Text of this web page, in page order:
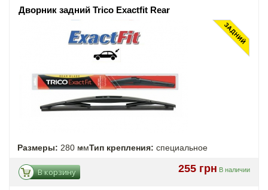
Дворник задний Trico Exactfit Rear
Размеры: 280 ммТип крепления: специальное
255 грн В наличии
В корзину